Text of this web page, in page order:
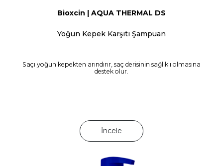
Bioxcin | AQUA THERMAL DS
Yoğun Kepek Karşıtı Şampuan
Saçı yoğun kepekten arındırır, saç derisinin sağlıklı olmasına
destek olur.
İncele